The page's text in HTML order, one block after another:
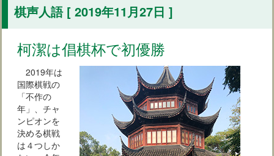
棋声人語 [ 2019年11月27日 ]
柯潔は倡棋杯で初優勝
2019年は
国際棋戦の
「不作の
年」、チャ
ンピオンを
決める棋戦
は４つしか